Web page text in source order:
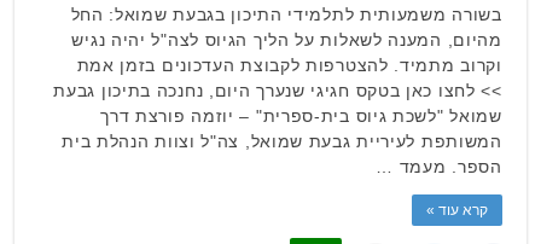
בשורה משמעותית לתלמידי התיכון בגבעת שמואל: החל
מהיום, המענה לשאלות על הליך הגיוס לצה"ל יהיה נגיש
וקרוב מתמיד. להצטרפות לקבוצת העדכונים בזמן אמת
>> לחצו כאן בטקס חגיגי שנערך היום, נחנכה בתיכון גבעת
שמואל "לשכת גיוס בית-ספרית" – יוזמה פורצת דרך
המשותפת לעיריית גבעת שמואל, צה"ל וצוות הנהלת בית
הספר. מעמד …
קרא עוד »